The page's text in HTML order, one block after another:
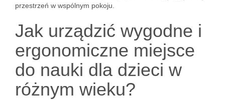
przestrzeń w wspólnym pokoju.
Jak urządzić wygodne i
ergonomiczne miejsce
do nauki dla dzieci w
różnym wieku?